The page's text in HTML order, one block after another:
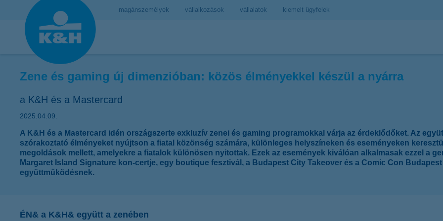
magánszemélyek vállalkozások vállalatok kiemelt ügyfelek
Zene és gaming új dimenzióban: közös élményekkel készül a nyárra
a K&H és a Mastercard
2025.04.09.
A K&H és a Mastercard idén országszerte exkluzív zenei és gaming programokkal várja az érdeklődőket. Az
szórakoztató élményeket nyújtson a fiatal közönség számára, különleges helyszíneken és eseményeken
megoldások mellett, amelyekre a fiatalok különösen nyitottak. Ezek az események kiválóan alkalmasak ezzel a
Margaret Island Signature kon-certje, egy boutique fesztivál, a Budapest City Takeover és a Comic Con
együttműködésnek.
ÉN& a K&H& együtt a zenében